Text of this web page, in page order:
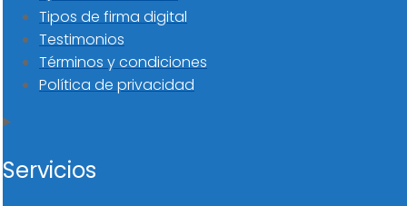
Tipos de firma digital
Testimonios
Términos y condiciones
Política de privacidad
Servicios